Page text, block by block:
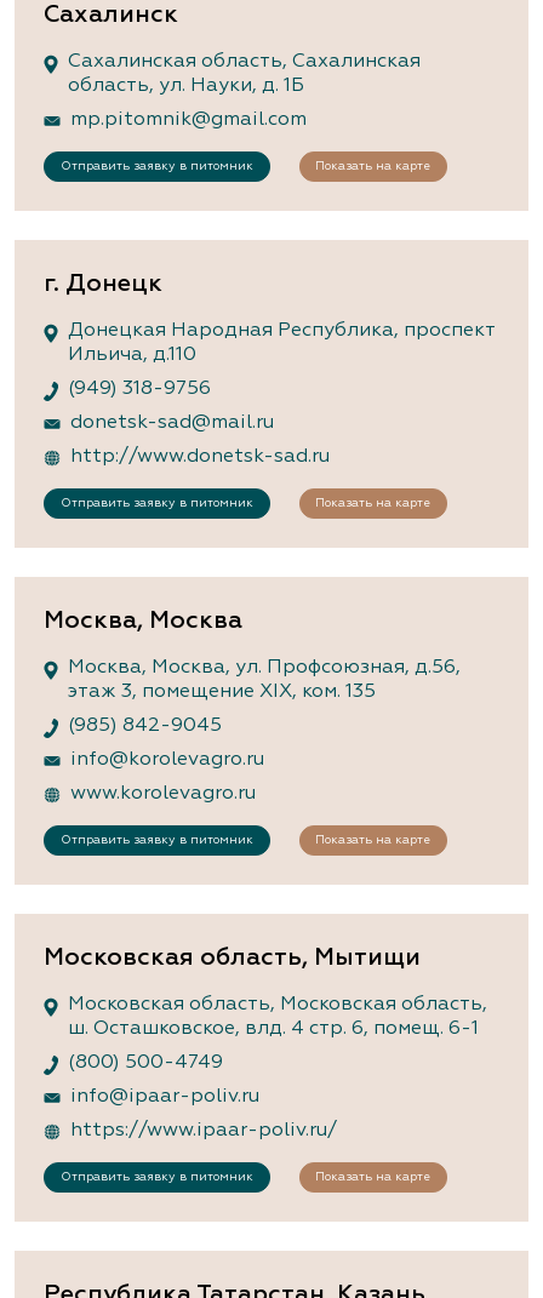
Сахалинск
Сахалинская область, Сахалинская
область, ул. Науки, д. 1Б
mp.pitomnik@gmail.com
Отправить заявку в питомник Показать на карте
г. Донецк
Донецкая Народная Республика, проспект
Ильича, д.110
(949) 318-9756
donetsk-sad@mail.ru
http://www.donetsk-sad.ru
Отправить заявку в питомник Показать на карте
Москва, Москва
Москва, Москва, ул. Профсоюзная, д.56,
этаж 3, помещение XIX, ком. 135
(985) 842-9045
info@korolevagro.ru
www.korolevagro.ru
Отправить заявку в питомник Показать на карте
Московская область, Мытищи
Московская область, Московская область,
ш. Осташковское, влд. 4 стр. 6, помещ. 6-1
(800) 500-4749
info@ipaar-poliv.ru
https://www.ipaar-poliv.ru/
Отправить заявку в питомник Показать на карте